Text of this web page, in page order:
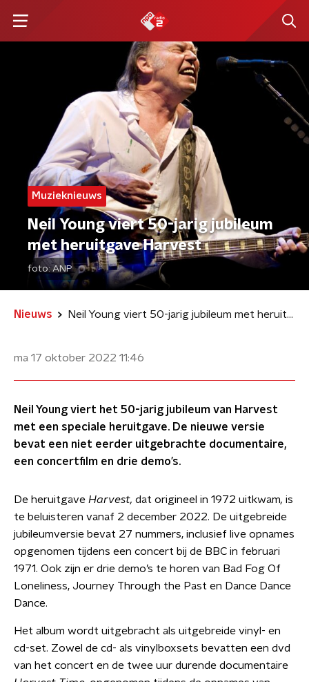
Muzieknieuws
Neil Young viert 50-jarig jubileum
met heruitgave Harvest
foto:ANP
Nieuws Neil Young viert 50-jarig jubileum met heruitgave Harvest
ma 17 oktober 2022 11:46
Neil Young viert het 50-jarig jubileum van Harvest
met een speciale heruitgave. De nieuwe versie
bevat een niet eerder uitgebrachte documentaire,
een concertfilm en drie demo’s.
De heruitgave Harvest, dat origineel in 1972 uitkwam, is
te beluisteren vanaf 2 december 2022. De uitgebreide
jubileumversie bevat 27 nummers, inclusief live opnames
opgenomen tijdens een concert bij de BBC in februari
1971. Ook zijn er drie demo’s te horen van Bad Fog Of
Loneliness, Journey Through the Past en Dance Dance
Dance.
Het album wordt uitgebracht als uitgebreide vinyl- en
cd-set. Zowel de cd- als vinylboxsets bevatten een dvd
van het concert en de twee uur durende documentaire